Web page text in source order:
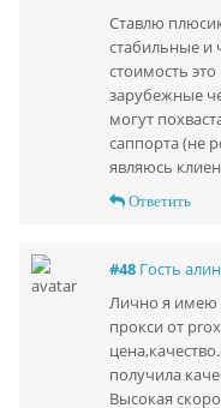
Ставлю
стабильные и
стоимость
зарубежные
могут
саппорта (не
являюсь
Ответить
#48 Гость
Лично я имею
прокси от
получила
Высокая